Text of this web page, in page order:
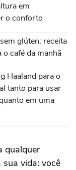
em
o conforto
glúten: receita
café da manhã
Haaland para o
tanto para usar
em uma
qualquer
sua vida: você